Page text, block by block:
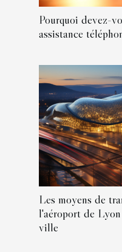
Pourquoi devez-
assistance
Les moyens de
l'aéroport de
ville